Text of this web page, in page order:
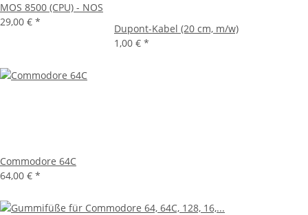
MOS 8500 (CPU) - NOS
29,00 € *
Dupont-Kabel (20 cm, m/w)
1,00 € *
Commodore 64C
64,00 € *